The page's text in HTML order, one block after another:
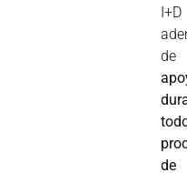
I+D
de
de